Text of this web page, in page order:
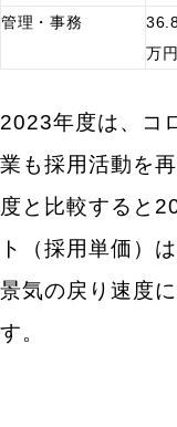
採用動画を作成
採用ピッチ資
り改善）
リファラル採
労働市場や他社
善）
採用管理を代行
減・歩留まり改
採用人数を圧
一人当たりの採用
管理・事務
万円
2023年度は、コ
業も採用活動を
度と比較すると
ト（採用単価）
景気の戻り速度
す。